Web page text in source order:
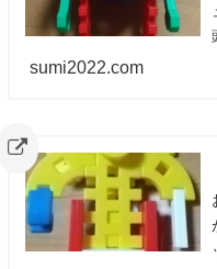
sumi2022.com